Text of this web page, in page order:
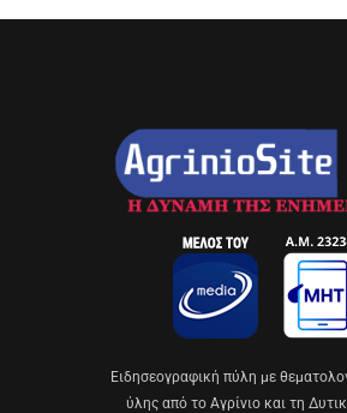
Eιδησεογραφική πύλη με
ύλης από το Αγρίνιο και τη